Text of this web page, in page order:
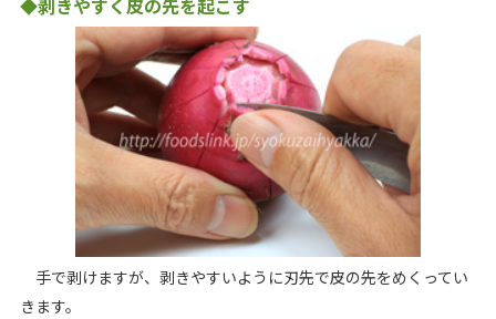
手で剥けますが、剥きやすいように刃先で皮の先をめくってい
きます。